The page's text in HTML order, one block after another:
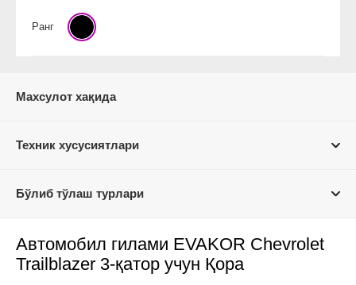
Ранг
Махсулот хақида
Техник хусусиятлари
Бўлиб тўлаш турлари
Автомобил гилами EVAKOR Chevrolet
Trailblazer 3-қатор учун Қора